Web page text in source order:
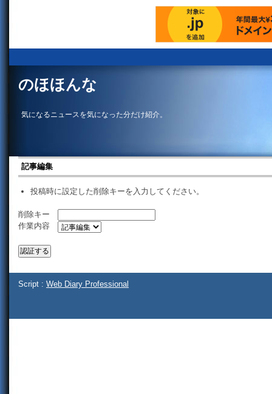
のほほんな
気になるニュースを気になった分だけ紹介。
記事編集
投稿時に設定した削除キーを入力してください。
削除キー
作業内容
Script : Web Diary Professional